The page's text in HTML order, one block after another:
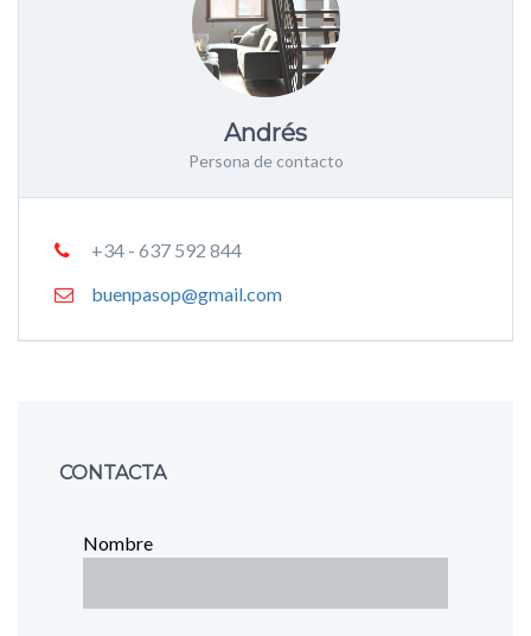
Andrés
Persona de contacto
+34 - 637 592 844
buenpasop@gmail.com
CONTACTA
Nombre